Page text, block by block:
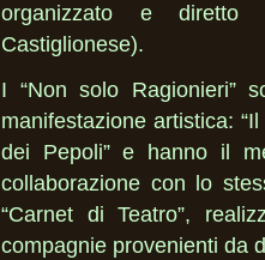
organizzato e diretto
Castiglionese).
I “Non solo Ragionieri”
manifestazione artistica:
dei Pepoli” e hanno il
collaborazione con lo
“Carnet di Teatro”,
compagnie provenienti da